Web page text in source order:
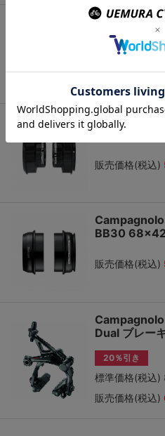
BB86
BB386
販売価格(税込)
BB30 68×42
販売価格(税込)
Campagnolo
Dual ブレー
20％引き
標準価格(税込)
販売価格(税込)